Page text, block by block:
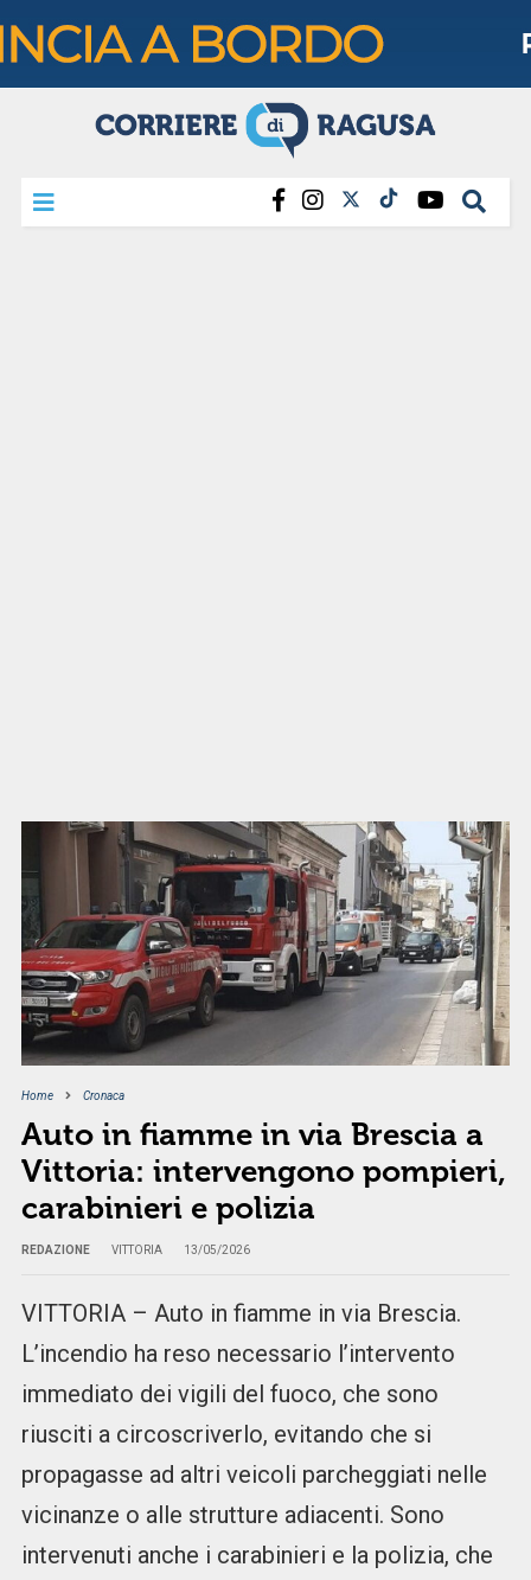
Home Cronaca
Auto in fiamme in via Brescia a
Vittoria: intervengono pompieri,
carabinieri e polizia
REDAZIONE VITTORIA 13/05/2026
VITTORIA – Auto in fiamme in via Brescia.
L’incendio ha reso necessario l’intervento
immediato dei vigili del fuoco, che sono
riusciti a circoscriverlo, evitando che si
propagasse ad altri veicoli parcheggiati nelle
vicinanze o alle strutture adiacenti. Sono
intervenuti anche i carabinieri e la polizia, che